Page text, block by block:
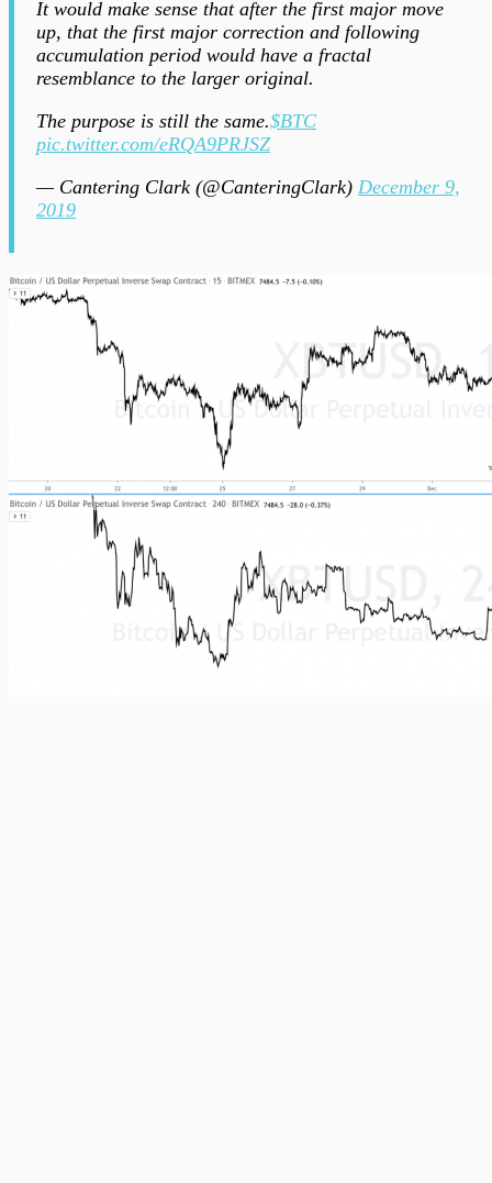
It would make sense that after the first major move
up, that the first major correction and following
accumulation period would have a fractal
resemblance to the larger original.
The purpose is still the same.$BTC
pic.twitter.com/eRQA9PRJSZ
— Cantering Clark (@CanteringClark) December 9,
2019